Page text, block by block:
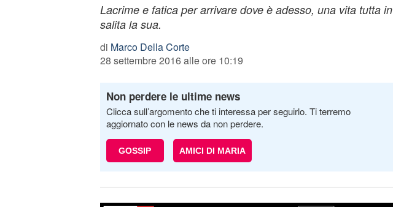
Lacrime e fatica per arrivare dove è adesso, una vita tutta in
salita la sua.
di Marco Della Corte
28 settembre 2016 alle ore 10:19
Non perdere le ultime news
Clicca sull’argomento che ti interessa per seguirlo. Ti terremo
aggiornato con le news da non perdere.
GOSSIP AMICI DI MARIA